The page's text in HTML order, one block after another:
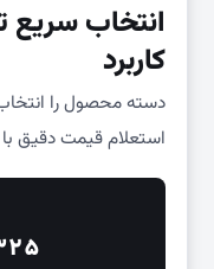
انتخاب سریع
کاربرد
دسته محصول را
استعلام قیمت دقیق